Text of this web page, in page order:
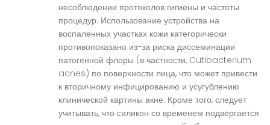
несоблюдении протоколов гигиены и частоты
процедур. Использование устройства на
воспаленных участках кожи категорически
противопоказано из-за риска диссеминации
патогенной флоры (в частности, Cutibacterium
acnes) по поверхности лица, что может привести
к вторичному инфицированию и усугублению
клинической картины акне. Кроме того, следует
учитывать, что силикон со временем подвергается